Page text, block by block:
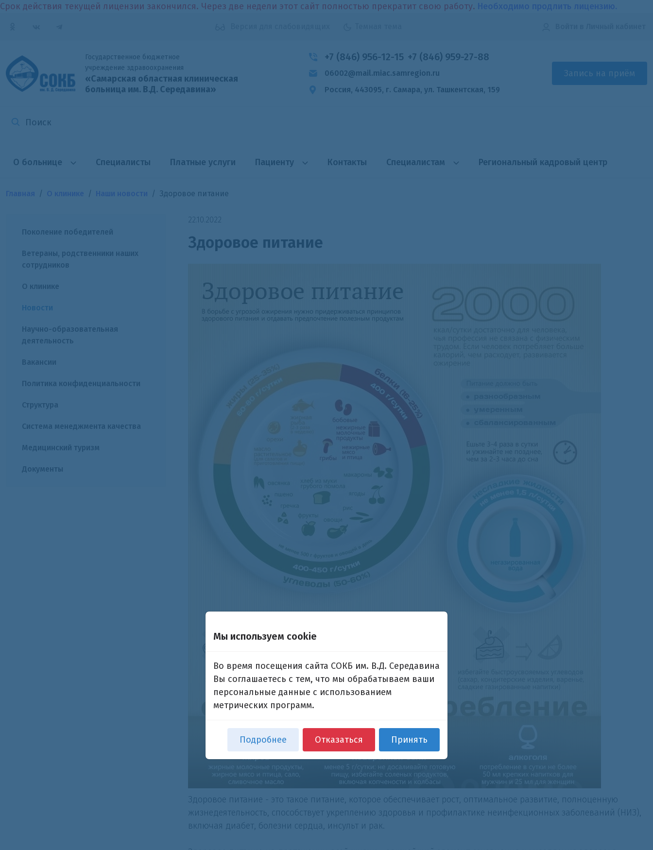
Срок действия текущей лицензии закончился. Через две недели этот сайт полностью прекратит свою работу.
Государственное бюджетное
учреждение здравоохранения
«Самарская областная клиническая
больница им. В.Д. Середавина»
+7 (846) 956-12-15 +7 (846) 959-27-88
06002@mail.miac.samregion.ru
Россия, 443095, г. Самара, ул. Ташкентская, 159
Запись на приём
О больнице Специалисты Платные услуги Пациенту Контакты Специалистам Региональный кадровый центр
Здоровое питание
Поколение победителей
Ветераны, родственники наших
сотрудников
О клинике
Новости
Научно-образовательная
деятельность
Вакансии
Политика конфиденциальности
Структура
Система менеджмента качества
Медицинский туризм
Документы
22.10.2022
Здоровое питание
Здоровое питание - это такое питание, которое обеспечивает рост, оптимальное развитие, полноценную
жизнедеятельность, способствует укреплению здоровья и профилактике неинфекционных заболеваний (НИЗ),
включая диабет, болезни сердца, инсульт и рак.
Мы используем cookie
Во время посещения сайта СОКБ им. В.Д. Середавина
Вы соглашаетесь с тем, что мы обрабатываем ваши
персональные данные с использованием
метрических программ.
Подробнее Отказаться Принять